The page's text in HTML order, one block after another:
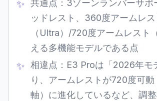
共通点：3ゾーンランバーサポ
ッドレスト、360度アームレス
（Ultra）/720度アームレスト
える多機能モデルである点
相違点：E3 Proは「2026年モ
り、アームレストが720度可
軸）に進化しているなど、調